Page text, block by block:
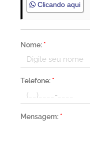
Clicando aqui
Nome: *
Telefone: *
Mensagem: *